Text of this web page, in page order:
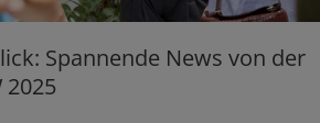
Spannende News von der
2025